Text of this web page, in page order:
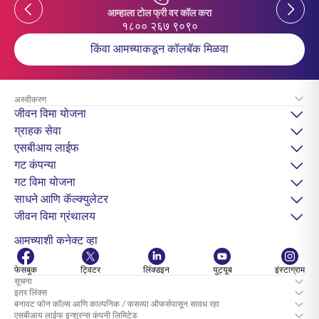
Previous
आम्हाला टोल फ्री वर कॉल करा
१८०० २६७ ९०९०
Previous
किंवा आमच्याकडून कॉलबॅक मिळवा
अस्वीकरण
जीवन विमा योजना
ग्राहक सेवा
एसबीआय लाईफ
गट कंपन्या
गट विमा योजना
साधने आणि कॅल्क्युलेटर
जीवन विमा ग्रंथालय
आमच्याशी कनेक्ट व्हा
फेसबुक ट्विटर लिंक्डइन युट्यूब
इंस्टाग्राम
सूचना
इतर लिंक्स
बनावट फोन कॉल्स आणि काल्पनिक / फसव्या ऑफर्सपासून सावध रहा
एसबीआय लाईफ इन्शुरन्स कंपनी लिमिटेड